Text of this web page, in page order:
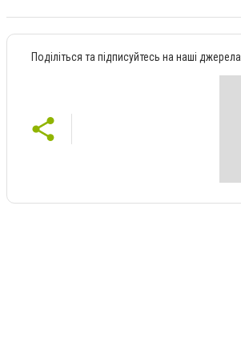
Поділіться та підписуйтесь на наші джерела